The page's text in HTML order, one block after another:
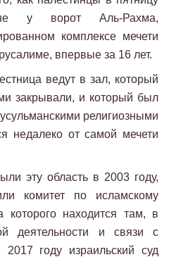
у ворот Аль-Рахма,
комплексе мечети
впервые за 16 лет.
ведут в зал, который
закрывали, и который был
религиозными
недалеко от самой мечети
эту область в 2003 году,
комитет по исламскому
которого находится там, в
деятельности и связи с
году израильский суд